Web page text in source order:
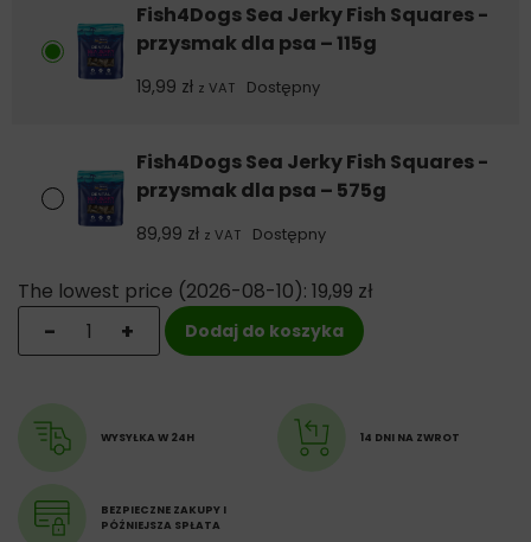
wilgotność 8%
kwasy Omega 3 0,3%
Fish4Dogs Sea Jerky Fish Squares -
przysmak dla psa – 115g
19,99 zł z VAT Dostępny
Fish4Dogs Sea Jerky Fish Squares -
przysmak dla psa – 575g
89,99 zł z VAT Dostępny
The lowest price (2026-08-10): 19,99 zł
ilość Fish4Dogs Sea Jerky Fish Squares - przysmak dla
+
- Dodaj do koszyka
WYSYŁKA W 24H 14 DNI NA ZWROT
BEZPIECZNE ZAKUPY I
PÓŹNIEJSZA SPŁATA